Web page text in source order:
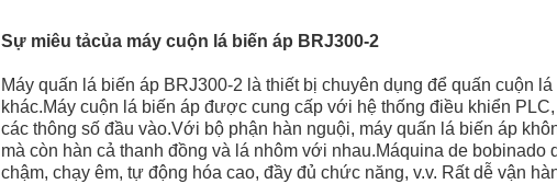
Sự miêu tảcủa máy cuộn lá biến áp BRJ300-2
Máy quấn lá biến áp BRJ300-2 là thiết bị chuyên dụng để quấn cuộn
khác.Máy cuộn lá biến áp được cung cấp với hệ thống điều khiển
các thông số đầu vào.Với bộ phận hàn nguội, máy quấn lá biến áp
mà còn hàn cả thanh đồng và lá nhôm với nhau.Máquina de bobinado
chậm, chạy êm, tự động hóa cao, đầy đủ chức năng, v.v. Rất dễ vận